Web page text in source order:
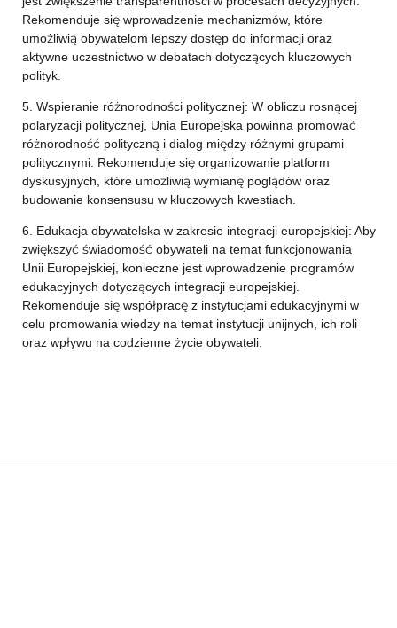
Rekomenduje się wprowadzenie mechanizmów, które
umożliwią obywatelom lepszy dostęp do informacji oraz
aktywne uczestnictwo w debatach dotyczących kluczowych
polityk.
5. Wspieranie różnorodności politycznej: W obliczu rosnącej
polaryzacji politycznej, Unia Europejska powinna promować
różnorodność polityczną i dialog między różnymi grupami
politycznymi. Rekomenduje się organizowanie platform
dyskusyjnych, które umożliwią wymianę poglądów oraz
budowanie konsensusu w kluczowych kwestiach.
6. Edukacja obywatelska w zakresie integracji europejskiej: Aby
zwiększyć świadomość obywateli na temat funkcjonowania
Unii Europejskiej, konieczne jest wprowadzenie programów
edukacyjnych dotyczących integracji europejskiej.
Rekomenduje się współpracę z instytucjami edukacyjnymi w
celu promowania wiedzy na temat instytucji unijnych, ich roli
oraz wpływu na codzienne życie obywateli.